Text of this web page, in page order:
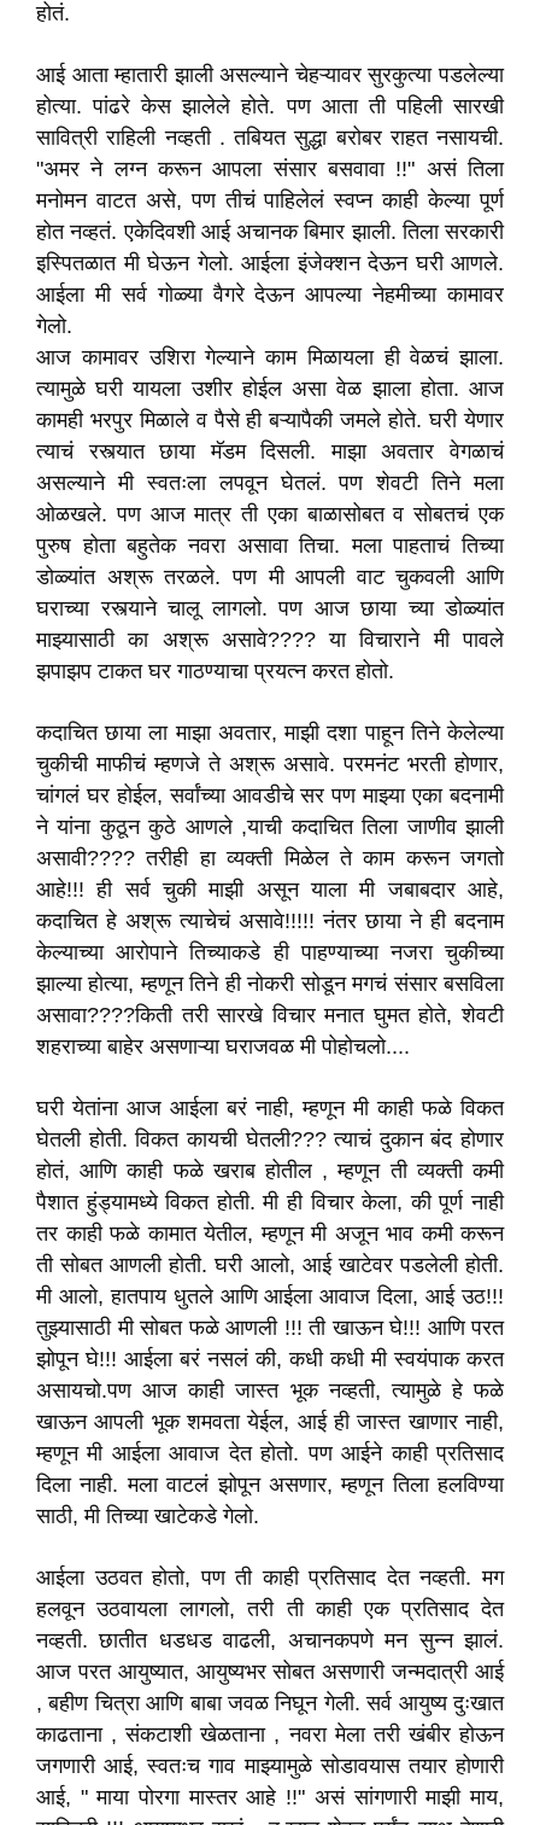
होतं.
आई आता म्हातारी झाली असल्याने चेहऱ्यावर सुरकुत्या पडलेल्या
होत्या. पांढरे केस झालेले होते. पण आता ती पहिली सारखी
सावित्री राहिली नव्हती . तबियत सुद्धा बरोबर राहत नसायची.
"अमर ने लग्न करून आपला संसार बसवावा !!" असं तिला
मनोमन वाटत असे, पण तीचं पाहिलेलं स्वप्न काही केल्या पूर्ण
होत नव्हतं. एकेदिवशी आई अचानक बिमार झाली. तिला सरकारी
इस्पितळात मी घेऊन गेलो. आईला इंजेक्शन देऊन घरी आणले.
आईला मी सर्व गोळ्या वैगरे देऊन आपल्या नेहमीच्या कामावर
गेलो.
आज कामावर उशिरा गेल्याने काम मिळायला ही वेळचं झाला.
त्यामुळे घरी यायला उशीर होईल असा वेळ झाला होता. आज
कामही भरपुर मिळाले व पैसे ही बऱ्यापैकी जमले होते. घरी येणार
त्याचं रस्त्यात छाया मॅडम दिसली. माझा अवतार वेगळाचं
असल्याने मी स्वतःला लपवून घेतलं. पण शेवटी तिने मला
ओळखले. पण आज मात्र ती एका बाळासोबत व सोबतचं एक
पुरुष होता बहुतेक नवरा असावा तिचा. मला पाहताचं तिच्या
डोळ्यांत अश्रू तरळले. पण मी आपली वाट चुकवली आणि
घराच्या रस्त्याने चालू लागलो. पण आज छाया च्या डोळ्यांत
माझ्यासाठी का अश्रू असावे???? या विचाराने मी पावले
झपाझप टाकत घर गाठण्याचा प्रयत्न करत होतो.
कदाचित छाया ला माझा अवतार, माझी दशा पाहून तिने केलेल्या
चुकीची माफीचं म्हणजे ते अश्रू असावे. परमनंट भरती होणार,
चांगलं घर होईल, सर्वांच्या आवडीचे सर पण माझ्या एका बदनामी
ने यांना कुठून कुठे आणले ,याची कदाचित तिला जाणीव झाली
असावी???? तरीही हा व्यक्ती मिळेल ते काम करून जगतो
आहे!!! ही सर्व चुकी माझी असून याला मी जबाबदार आहे,
कदाचित हे अश्रू त्याचेचं असावे!!!!! नंतर छाया ने ही बदनाम
केल्याच्या आरोपाने तिच्याकडे ही पाहण्याच्या नजरा चुकीच्या
झाल्या होत्या, म्हणून तिने ही नोकरी सोडून मगचं संसार बसविला
असावा????किती तरी सारखे विचार मनात घुमत होते, शेवटी
शहराच्या बाहेर असणाऱ्या घराजवळ मी पोहोचलो....
घरी येतांना आज आईला बरं नाही, म्हणून मी काही फळे विकत
घेतली होती. विकत कायची घेतली??? त्याचं दुकान बंद होणार
होतं, आणि काही फळे खराब होतील , म्हणून ती व्यक्ती कमी
पैशात हुंड्यामध्ये विकत होती. मी ही विचार केला, की पूर्ण नाही
तर काही फळे कामात येतील, म्हणून मी अजून भाव कमी करून
ती सोबत आणली होती. घरी आलो, आई खाटेवर पडलेली होती.
मी आलो, हातपाय धुतले आणि आईला आवाज दिला, आई उठ!!!
तुझ्यासाठी मी सोबत फळे आणली !!! ती खाऊन घे!!! आणि परत
झोपून घे!!! आईला बरं नसलं की, कधी कधी मी स्वयंपाक करत
असायचो.पण आज काही जास्त भूक नव्हती, त्यामुळे हे फळे
खाऊन आपली भूक शमवता येईल, आई ही जास्त खाणार नाही,
म्हणून मी आईला आवाज देत होतो. पण आईने काही प्रतिसाद
दिला नाही. मला वाटलं झोपून असणार, म्हणून तिला हलविण्या
साठी, मी तिच्या खाटेकडे गेलो.
आईला उठवत होतो, पण ती काही प्रतिसाद देत नव्हती. मग
हलवून उठवायला लागलो, तरी ती काही एक प्रतिसाद देत
नव्हती. छातीत धडधड वाढली, अचानकपणे मन सुन्न झालं.
आज परत आयुष्यात, आयुष्यभर सोबत असणारी जन्मदात्री आई
, बहीण चित्रा आणि बाबा जवळ निघून गेली. सर्व आयुष्य दुःखात
काढताना , संकटाशी खेळताना , नवरा मेला तरी खंबीर होऊन
जगणारी आई, स्वतःच गाव माझ्यामुळे सोडावयास तयार होणारी
आई, " माया पोरगा मास्तर आहे !!" असं सांगणारी माझी माय,